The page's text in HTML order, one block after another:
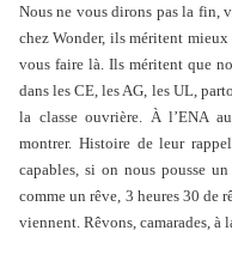
Nous ne vous dirons pas la fin,
chez Wonder, ils méritent
vous faire là. Ils méritent que
dans les CE, les AG, les UL,
la classe ouvrière. À l’ENA
montrer. Histoire de leur
capables, si on nous pousse
comme un rêve, 3 heures 30 de
viennent. Rêvons, camarades,